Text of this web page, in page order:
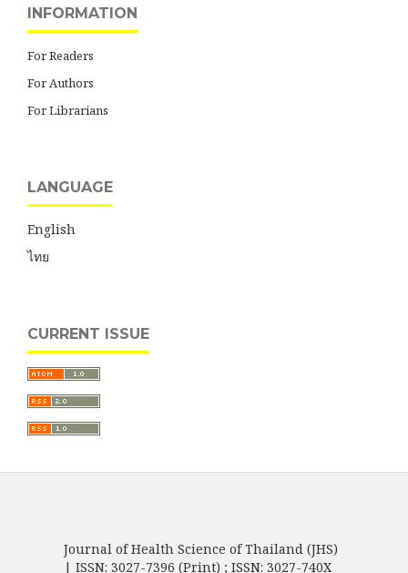
INFORMATION
For Readers
For Authors
For Librarians
LANGUAGE
English
ไทย
CURRENT ISSUE
Journal of Health Science of Thailand (JHS)
| ISSN: 3027-7396 (Print) ; ISSN: 3027-740X